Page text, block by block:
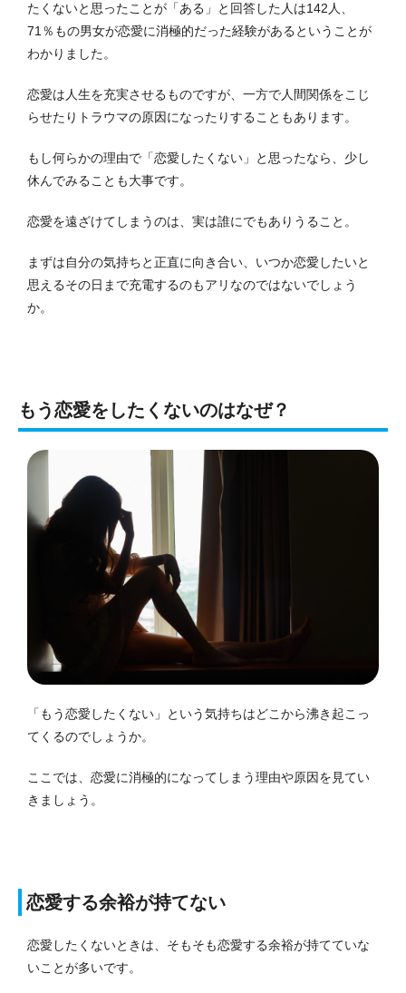
たくないと思ったことが「ある」と回答した人は142人、
71％もの男女が恋愛に消極的だった経験があるということが
わかりました。
恋愛は人生を充実させるものですが、一方で人間関係をこじ
らせたりトラウマの原因になったりすることもあります。
もし何らかの理由で「恋愛したくない」と思ったなら、少し
休んでみることも大事です。
恋愛を遠ざけてしまうのは、実は誰にでもありうること。
まずは自分の気持ちと正直に向き合い、いつか恋愛したいと
思えるその日まで充電するのもアリなのではないでしょう
か。
もう恋愛をしたくないのはなぜ？
「もう恋愛したくない」という気持ちはどこから沸き起こっ
てくるのでしょうか。
ここでは、恋愛に消極的になってしまう理由や原因を見てい
きましょう。
恋愛する余裕が持てない
恋愛したくないときは、そもそも恋愛する余裕が持てていな
いことが多いです。